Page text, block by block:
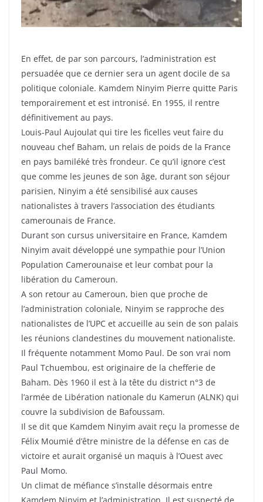
En effet, de par son parcours, l’administration est
persuadée que ce dernier sera un agent docile de sa
politique coloniale. Kamdem Ninyim Pierre quitte Paris
temporairement et est intronisé. En 1955, il rentre
définitivement au pays.
Louis-Paul Aujoulat qui tire les ficelles veut faire du
nouveau chef Baham, un relais de poids de la France
en pays bamiléké très frondeur. Ce qu’il ignore c’est
que comme les jeunes de son âge, durant son séjour
parisien, Ninyim a été sensibilisé aux causes
nationalistes à travers l’association des étudiants
camerounais de France.
Durant son cursus universitaire en France, Kamdem
Ninyim avait développé une sympathie pour l’Union
Population Camerounaise et leur combat pour la
libération du Cameroun.
A son retour au Cameroun, bien que proche de
l’administration coloniale, Ninyim se rapproche des
nationalistes de l’UPC et accueille au sein de son palais
les réunions clandestines du mouvement nationaliste.
Il fréquente notamment Momo Paul. De son vrai nom
Paul Tchuembou, est originaire de la chefferie de
Baham. Dès 1960 il est à la tête du district n°3 de
l’armée de Libération nationale du Kamerun (ALNK) qui
couvre la subdivision de Bafoussam.
Il se dit que Kamdem Ninyim avait reçu la promesse de
Félix Moumié d’être ministre de la défense en cas de
victoire et aurait organisé un maquis à l’Ouest avec
Paul Momo.
Un climat de méfiance s’installe désormais entre